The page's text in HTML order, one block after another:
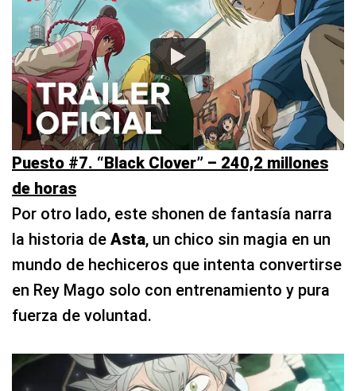
Puesto #7. “Black Clover” – 240,2 millones
de horas
Por otro lado, este shonen de fantasía narra
la historia de Asta, un chico sin magia en un
mundo de hechiceros que intenta convertirse
en Rey Mago solo con entrenamiento y pura
fuerza de voluntad.